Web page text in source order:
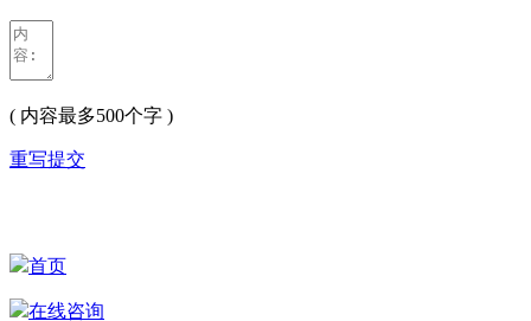
( 内容最多500个字 )
重写提交
首页
在线咨询